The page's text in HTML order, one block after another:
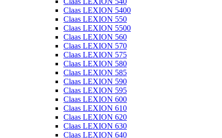
Claas LEXION 5400
Claas LEXION 550
Claas LEXION 5500
Claas LEXION 560
Claas LEXION 570
Claas LEXION 575
Claas LEXION 580
Claas LEXION 585
Claas LEXION 590
Claas LEXION 595
Claas LEXION 600
Claas LEXION 610
Claas LEXION 620
Claas LEXION 630
Claas LEXION 640